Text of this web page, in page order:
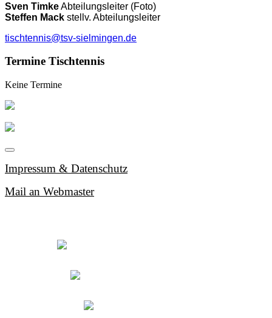
Sven TimkeAbteilungsleiter (Foto)
Steffen Mack stellv. Abteilungsleiter
tischtennis@tsv-sielmingen.de
Termine Tischtennis
Keine Termine
Impressum & Datenschutz
Mail an Webmaster